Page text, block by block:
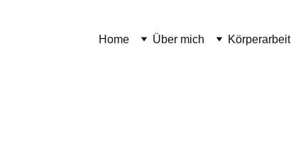
Home Über mich Körperarbeit